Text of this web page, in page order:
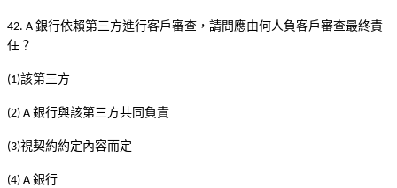
42. A 銀行依賴第三方進行客戶審查，請問應由何人負客戶審查最終責
任？
(1)該第三方
(2) A 銀行與該第三方共同負責
(3)視契約約定內容而定
(4) A 銀行